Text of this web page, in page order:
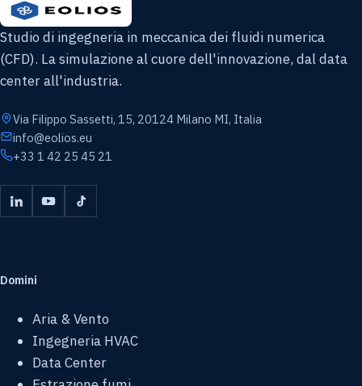
Studio di ingegneria in meccanica dei fluidi numerica
(CFD). La simulazione al cuore dell'innovazione, dal data
center all'industria.
Via Filippo Sassetti, 15, 20124 Milano MI, Italia
info@eolios.eu
+33 1 42 25 45 21
Domini
Aria & Vento
Ingegneria HVAC
Data Center